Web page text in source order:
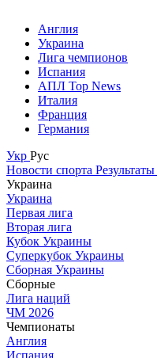
Англия
Украина
Лига чемпионов
Испания
АПЛ Top News
Италия
Франция
Германия
Укр Рус
Новости спорта Результаты
Украина
Украина
Первая лига
Вторая лига
Кубок Украины
Суперкубок Украины
Сборная Украины
Сборные
Лига наций
ЧМ 2026
Чемпионаты
Англия
Испания